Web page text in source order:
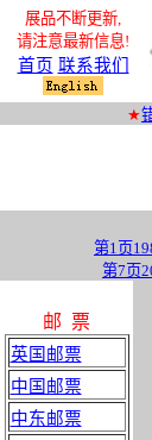
展品不断更新,
请注意最新信息!
首页 联系我们
★
第1 页
第7 页
邮 票
英国邮票
中国邮票
中东邮票